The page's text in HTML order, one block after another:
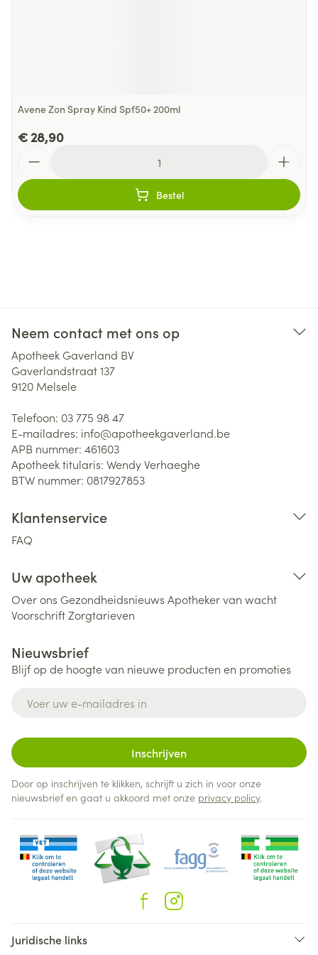
Avene Zon Spray Kind Spf50+ 200ml
€ 28,90
Bestel
Neem contact met ons op
Apotheek Gaverland BV
Gaverlandstraat 137
9120 Melsele
Telefoon: 03 775 98 47
E-mailadres: info@apotheekgaverland.be
APB nummer: 461603
Apotheek titularis: Wendy Verhaeghe
BTW nummer: 0817927853
Klantenservice
FAQ
Uw apotheek
Over ons Gezondheidsnieuws Apotheker van wacht
VoorschriftZorgtarieven
Nieuwsbrief
Blijf op de hoogte van nieuwe producten en promoties
Inschrijven
Door op inschrijven te klikken, schrijft u zich in voor onze
nieuwsbrief en gaat u akkoord met onze privacy policy.
Juridische links